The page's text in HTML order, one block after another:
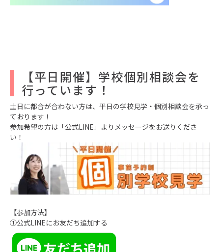
【平日開催】学校個別相談会を
行っています！
土日に都合が合わない方は、平日の学校見学・個別相談会を承っ
ております！
参加希望の方は「公式LINE」よりメッセージをお送りくださ
い！
【参加方法】
①公式LINEにお友だち追加する